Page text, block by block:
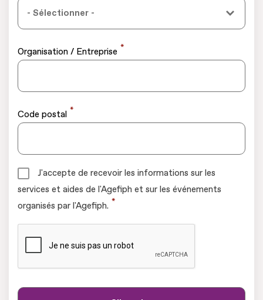
Organisation / Entreprise *
Code postal *
J'accepte de recevoir les informations sur les
services et aides de l'Agefiph et sur les événements
organisés par l'Agefiph. *